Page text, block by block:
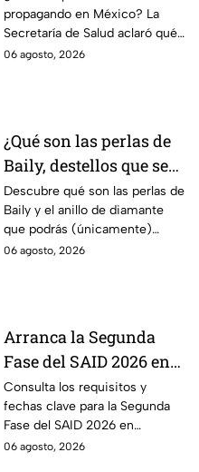
el silencio tras 33 casos
detectados
propagando en México? La
Secretaría de Salud aclaró qué
ocurre tras la detección de 33
06 agosto, 2026
¿Qué son las perlas de
Baily, destellos que se
podrán ver
ÚNICAMENTE durante
el eclipse solar 2026 del
12 de agosto?
Descubre qué son las perlas de
Baily y el anillo de diamante
que podrás (únicamente)
observar durante el eclipse
06 agosto, 2026
Arranca la Segunda
Fase del SAID 2026 en
Edomex para grados
intermedios: Fechas
clave y requisitos para
cambios de escuela
Consulta los requisitos y
fechas clave para la Segunda
Fase del SAID 2026 en
Edomex y asegura el traslado
06 agosto, 2026